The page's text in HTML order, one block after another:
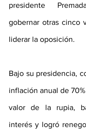
presidente
gobernar otras cinco
liderar la oposición.
Bajo su presidencia,
inflación anual de
valor de la rupia,
interés y logró